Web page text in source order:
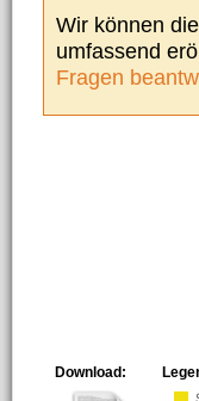
Wir können
umfassend
Fragen
Download: